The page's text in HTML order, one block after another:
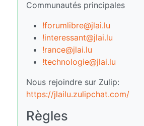
Communautés principales
!forumlibre@jlai.lu
!interessant@jlai.lu
!rance@jlai.lu
!technologie@jlai.lu
Nous rejoindre sur Zulip:
https://jlailu.zulipchat.com/
Règles